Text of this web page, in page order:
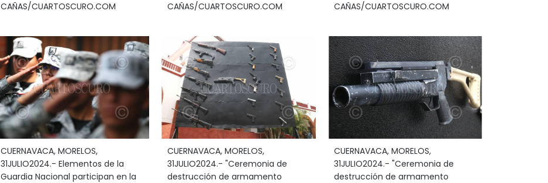
CAÑAS/CUARTOSCURO.COM
CAÑAS/CUARTOSCURO.COM
CAÑAS/CUARTOSCURO.COM
CUERNAVACA, MORELOS,
31JULIO2024.- Elementos de la
Guardia Nacional participan en la
CUERNAVACA, MORELOS,
31JULIO2024.- "Ceremonia de
destrucción de armamento
CUERNAVACA, MORELOS,
31JULIO2024.- "Ceremonia de
destrucción de armamento